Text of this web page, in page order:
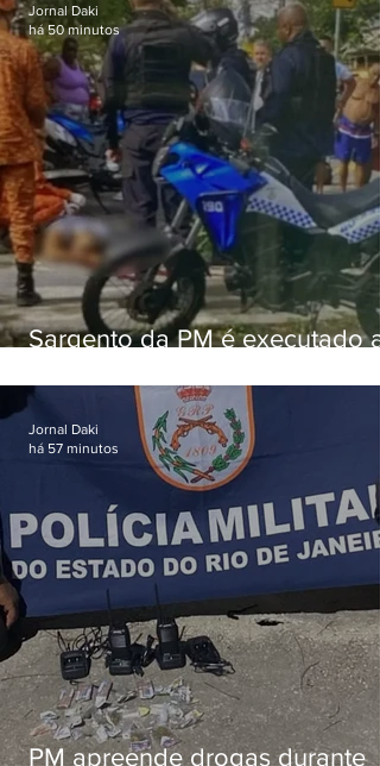
Sargento da PM é executado a
em Vaz Lobo
Jornal Daki
há 50 minutos
PM apreende drogas durante
Jornal Daki
há 57 minutos